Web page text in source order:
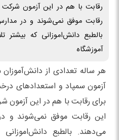
رقابت با هم در این آزمون شرکت
رقابت موفق نمی‌شوند و در
بالطبع دانش‌اموزانی که
آموزشگاه
هر ساله تعدادی از
آزمون سمپاد و استعدادهای
برای رقابت با هم در این آزمون
این رقابت موفق نمی‌شوند و
می‌دهند. بالطبع